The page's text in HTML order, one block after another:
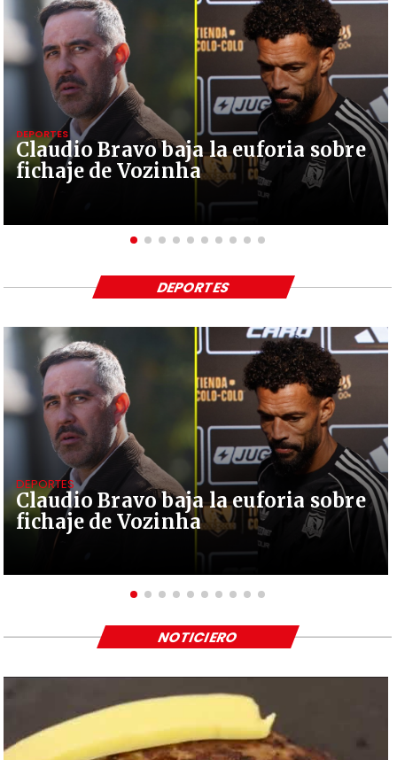
Claudio Bravo baja la euforia sobre
fichaje de Vozinha
DEPORTES
Claudio Bravo baja la euforia sobre
fichaje de Vozinha
DEPORTES
DEPORTES
NOTICIERO